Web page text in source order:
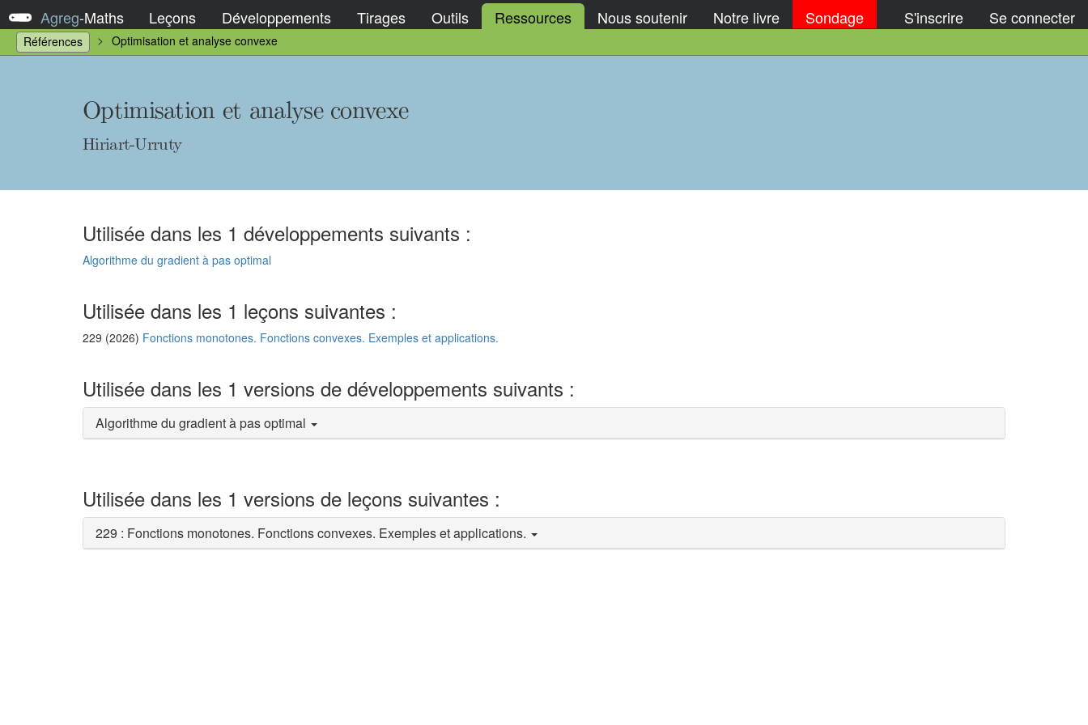
Agreg-Maths Leçons Développements Tirages Outils Ressources Nous soutenir Notre livre Sondage S'inscrire Se connecter
Références Optimisation et analyse convexe
Optimisation et analyse convexe
Hiriart-Urruty
Utilisée dans les 1 développements suivants :
Algorithme du gradient à pas optimal
Utilisée dans les 1 leçons suivantes :
229 (2026) Fonctions monotones. Fonctions convexes. Exemples et applications.
Utilisée dans les 1 versions de développements suivants :
Algorithme du gradient à pas optimal
Utilisée dans les 1 versions de leçons suivantes :
229 : Fonctions monotones. Fonctions convexes. Exemples et applications.